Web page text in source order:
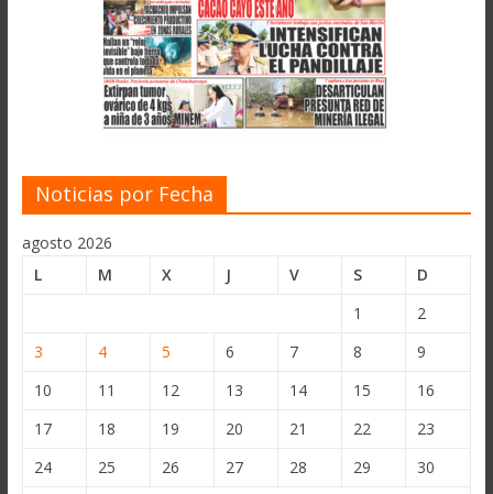
Noticias por Fecha
agosto 2026
L
M X J V S
D
1
2
3
4 5 6 7 8
9
10
11 12 13 14 15
16
17
18 19 20 21 22
23
24
25 26 27 28 29
30